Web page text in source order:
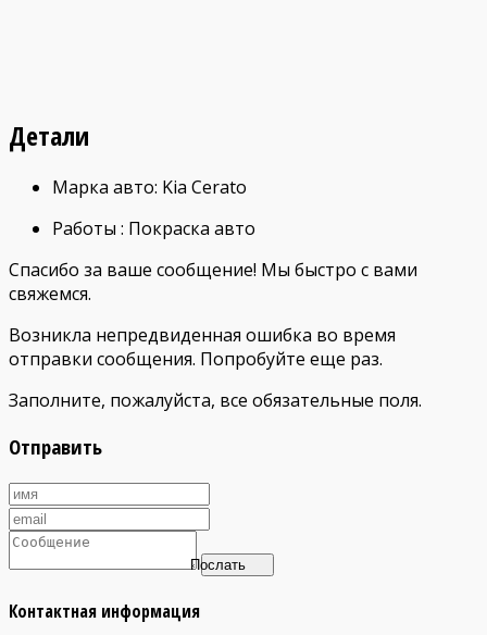
Детали
Марка авто: Kia Cerato
Работы : Покраска авто
Спасибо за ваше сообщение! Мы быстро с вами
свяжемся.
Возникла непредвиденная ошибка во время
отправки сообщения. Попробуйте еще раз.
Заполните, пожалуйста, все обязательные поля.
Отправить
Послать
Контактная информация